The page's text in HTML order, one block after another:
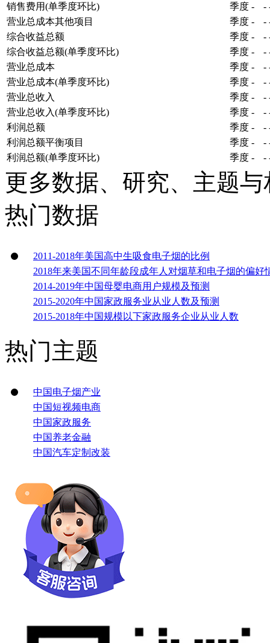
销售费用(单季度环比)
季度 - -
营业总成本其他项目
季度 - -
综合收益总额
季度 - -
综合收益总额(单季度环比)
季度 - -
营业总成本
季度 - -
营业总成本(单季度环比)
季度 - -
营业总收入
季度 - -
营业总收入(单季度环比)
季度 - -
利润总额
季度 - -
利润总额平衡项目
季度 - -
利润总额(单季度环比)
季度 - -
更多数据、研究、主题
热门数据
2011-2018年美国高中生吸食电子烟的比例
2018年来美国不同年龄段成年人对烟草和电子烟的偏好
2014-2019年中国母婴电商用户规模及预测
2015-2020年中国家政服务业从业人数及预测
2015-2018年中国规模以下家政服务企业从业人数
热门主题
中国电子烟产业
中国短视频电商
中国家政服务
中国养老金融
中国汽车定制改装